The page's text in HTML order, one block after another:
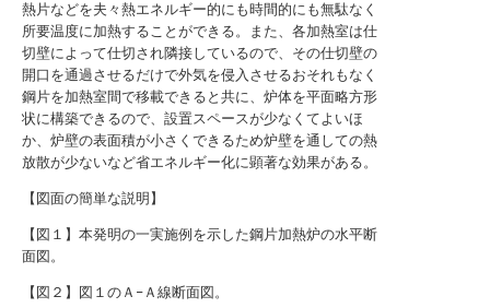
熱片などを夫々熱エネルギー的にも時間的にも無駄なく
所要温度に加熱することができる。また、各加熱室は仕
切壁によって仕切され隣接しているので、その仕切壁の
開口を通過させるだけで外気を侵入させるおそれもなく
鋼片を加熱室間で移載できると共に、炉体を平面略方形
状に構築できるので、設置スペースが少なくてよいほ
か、炉壁の表面積が小さくできるため炉壁を通しての熱
放散が少ないなど省エネルギー化に顕著な効果がある。
【図面の簡単な説明】
【図１】本発明の一実施例を示した鋼片加熱炉の水平断
面図。
【図２】図１のＡ−Ａ線断面図。